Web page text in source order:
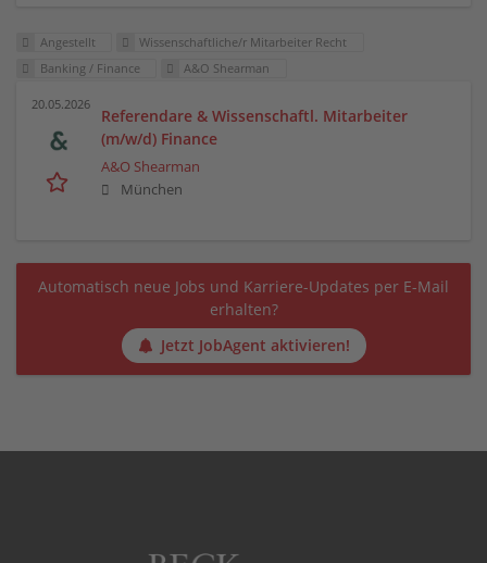
Angestellt
Wissenschaftliche/r Mitarbeiter Recht
Banking / Finance
A&O Shearman
20.05.2026
Referendare & Wissenschaftl. Mitarbeiter
(m/w/d) Finance
A&O Shearman
München
Automatisch neue Jobs und Karriere-Updates per E-Mail
erhalten?
Jetzt JobAgent aktivieren!